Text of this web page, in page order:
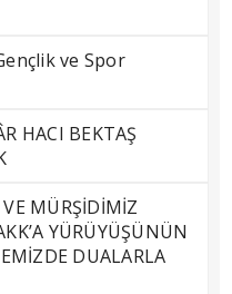
ve Spor
HACI BEKTAŞ
MÜRŞİDİMİZ
YÜRÜYÜŞÜNÜN
DUALARLA